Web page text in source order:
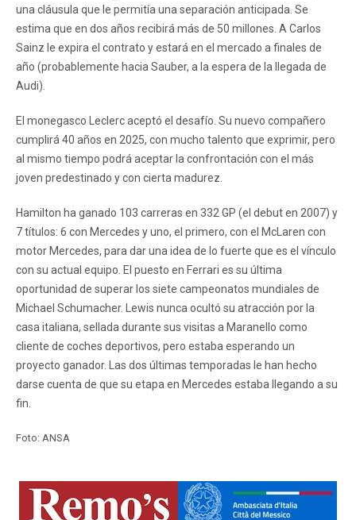
una cláusula que le permitía una separación anticipada. Se
estima que en dos años recibirá más de 50 millones. A Carlos
Sainz le expira el contrato y estará en el mercado a finales de
año (probablemente hacia Sauber, a la espera de la llegada de
Audi).
El monegasco Leclerc aceptó el desafío. Su nuevo compañero
cumplirá 40 años en 2025, con mucho talento que exprimir, pero
al mismo tiempo podrá aceptar la confrontación con el más
joven predestinado y con cierta madurez.
Hamilton ha ganado 103 carreras en 332 GP (el debut en 2007) y
7 títulos: 6 con Mercedes y uno, el primero, con el McLaren con
motor Mercedes, para dar una idea de lo fuerte que es el vínculo
con su actual equipo. El puesto en Ferrari es su última
oportunidad de superar los siete campeonatos mundiales de
Michael Schumacher. Lewis nunca ocultó su atracción por la
casa italiana, sellada durante sus visitas a Maranello como
cliente de coches deportivos, pero estaba esperando un
proyecto ganador. Las dos últimas temporadas le han hecho
darse cuenta de que su etapa en Mercedes estaba llegando a su
fin.
Foto: ANSA